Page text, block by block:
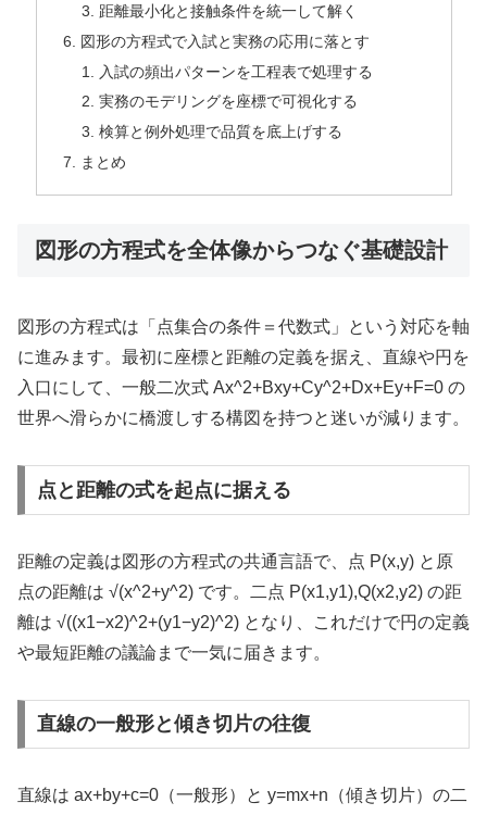
距離最小化と接触条件を統一して解く
図形の方程式で入試と実務の応用に落とす
入試の頻出パターンを工程表で処理する
実務のモデリングを座標で可視化する
検算と例外処理で品質を底上げする
まとめ
図形の方程式を全体像からつなぐ基礎設計
図形の方程式は「点集合の条件＝代数式」という対応を軸
に進みます。最初に座標と距離の定義を据え、直線や円を
入口にして、一般二次式 Ax^2+Bxy+Cy^2+Dx+Ey+F=0 の
世界へ滑らかに橋渡しする構図を持つと迷いが減ります。
点と距離の式を起点に据える
距離の定義は図形の方程式の共通言語で、点 P(x,y) と原
点の距離は √(x^2+y^2) です。二点 P(x1,y1),Q(x2,y2) の距
離は √((x1−x2)^2+(y1−y2)^2) となり、これだけで円の定義
や最短距離の議論まで一気に届きます。
直線の一般形と傾き切片の往復
直線は ax+by+c=0（一般形）と y=mx+n（傾き切片）の二